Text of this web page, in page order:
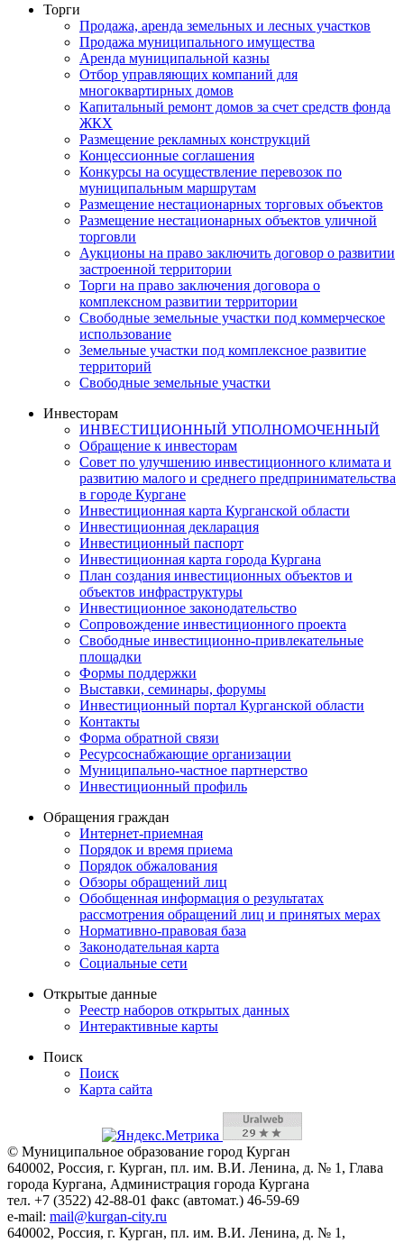
Торги
Продажа, аренда земельных и лесных участков
Продажа муниципального имущества
Аренда муниципальной казны
Отбор управляющих компаний для
многоквартирных домов
Капитальный ремонт домов за счет средств фонда
ЖКХ
Размещение рекламных конструкций
Концессионные соглашения
Конкурсы на осуществление перевозок по
муниципальным маршрутам
Размещение нестационарных торговых объектов
Размещение нестационарных объектов уличной
торговли
Аукционы на право заключить договор о развитии
застроенной территории
Торги на право заключения договора о
комплексном развитии территории
Свободные земельные участки под коммерческое
использование
Земельные участки под комплексное развитие
территорий
Свободные земельные участки
Инвесторам
ИНВЕСТИЦИОННЫЙ УПОЛНОМОЧЕННЫЙ
Обращение к инвесторам
Совет по улучшению инвестиционного климата и
развитию малого и среднего предпринимательства
в городе Кургане
Инвестиционная карта Курганской области
Инвестиционная декларация
Инвестиционный паспорт
Инвестиционная карта города Кургана
План создания инвестиционных объектов и
объектов инфраструктуры
Инвестиционное законодательство
Сопровождение инвестиционного проекта
Свободные инвестиционно-привлекательные
площадки
Формы поддержки
Выставки, семинары, форумы
Инвестиционный портал Курганской области
Контакты
Форма обратной связи
Ресурсоснабжающие организации
Муниципально-частное партнерство
Инвестиционный профиль
Обращения граждан
Интернет-приемная
Порядок и время приема
Порядок обжалования
Обзоры обращений лиц
Обобщенная информация о результатах
рассмотрения обращений лиц и принятых мерах
Нормативно-правовая база
Законодательная карта
Социальные сети
Открытые данные
Реестр наборов открытых данных
Интерактивные карты
Поиск
Поиск
Карта сайта
© Муниципальное образование город Курган
640002, Россия, г. Курган, пл. им. В.И. Ленина, д. № 1, Глава
города Кургана, Администрация города Кургана
тел. +7 (3522) 42-88-01 факс (автомат.) 46-59-69
e-mail: mail@kurgan-city.ru
640002, Россия, г. Курган, пл. им. В.И. Ленина, д. № 1,